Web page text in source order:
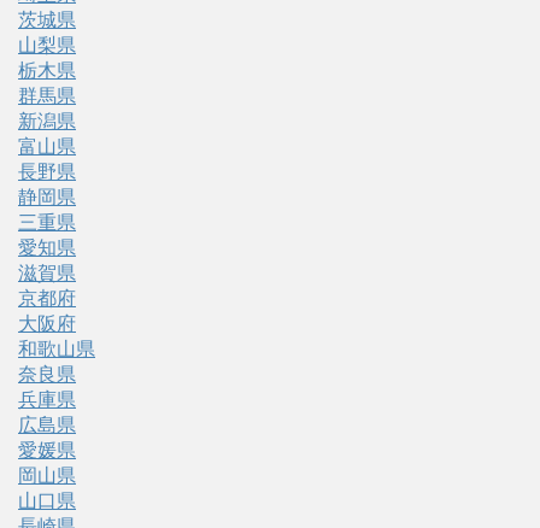
茨城県
山梨県
栃木県
群馬県
新潟県
富山県
長野県
静岡県
三重県
愛知県
滋賀県
京都府
大阪府
和歌山県
奈良県
兵庫県
広島県
愛媛県
岡山県
山口県